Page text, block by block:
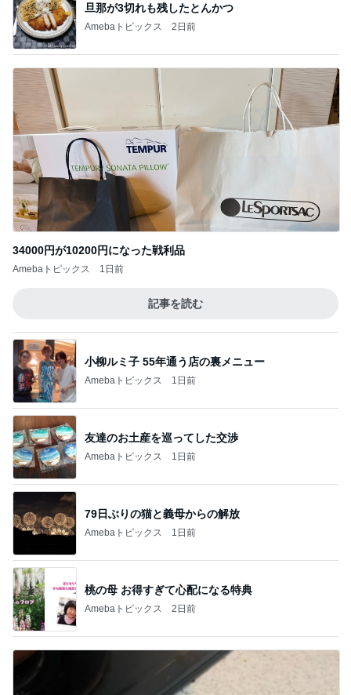
旦那が3切れも残したとんかつ
Amebaトピックス 2日前
34000円が10200円になった戦利品
Amebaトピックス 1日前
記事を読む
小柳ルミ子 55年通う店の裏メニュー
Amebaトピックス 1日前
友達のお土産を巡ってした交渉
Amebaトピックス 1日前
79日ぶりの猫と義母からの解放
Amebaトピックス 1日前
桃の母 お得すぎて心配になる特典
Amebaトピックス 2日前